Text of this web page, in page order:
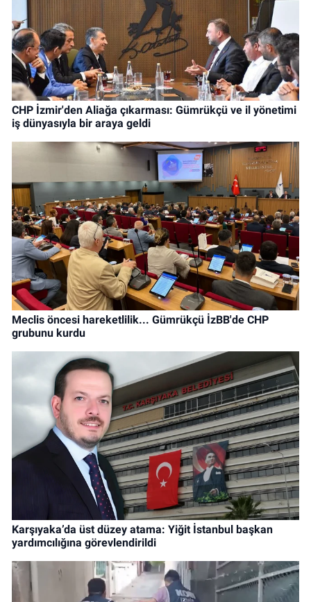
CHP İzmir'den Aliağa çıkarması: Gümrükçü ve il yönetimi
iş dünyasıyla bir araya geldi
Meclis öncesi hareketlilik... Gümrükçü İzBB'de CHP
grubunu kurdu
Karşıyaka’da üst düzey atama: Yiğit İstanbul başkan
yardımcılığına görevlendirildi